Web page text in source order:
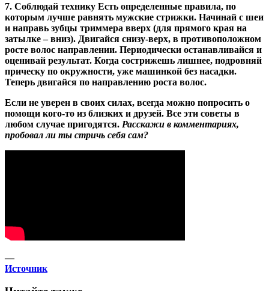
7. Соблюдай технику Есть определенные правила, по
которым лучше равнять мужские стрижки. Начинай с шеи
и направь зубцы триммера вверх (для прямого края на
затылке – вниз). Двигайся снизу-верх, в противоположном
росте волос направлении. Периодически останавливайся и
оценивай результат. Когда сострижешь лишнее, подровняй
прическу по окружности, уже машинкой без насадки.
Теперь двигайся по направлению роста волос.
Если не уверен в своих силах, всегда можно попросить о
помощи кого-то из близких и друзей. Все эти советы в
любом случае пригодятся. Расскажи в комментариях,
пробовал ли ты стричь себя сам?
—
Источник